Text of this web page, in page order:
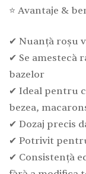
⭐ Avantaje &
✔ Nuanță roșu
✔ Se amestecă
bazelor
✔ Ideal pentru
bezea,
✔ Dozaj precis
✔ Potrivit
✔ Consistență